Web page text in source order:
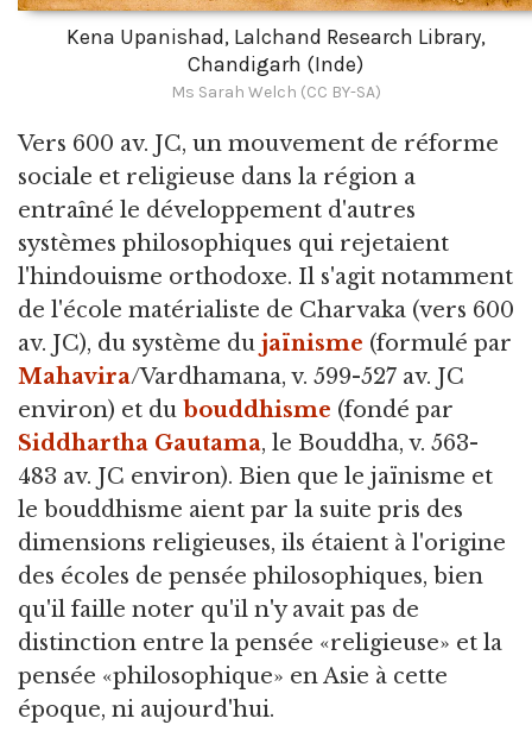
Kena Upanishad, Lalchand Research Library,
Chandigarh (Inde)
Ms Sarah Welch (CC BY-SA)
Vers 600 av. JC, un mouvement de réforme
sociale et religieuse dans la région a
entraîné le développement d'autres
systèmes philosophiques qui rejetaient
l'hindouisme orthodoxe. Il s'agit notamment
de l'école matérialiste de Charvaka (vers 600
av. JC), du système du jaïnisme (formulé par
Mahavira/Vardhamana, v. 599-527 av. JC
environ) et du bouddhisme (fondé par
Siddhartha Gautama, le Bouddha, v. 563-
483 av. JC environ). Bien que le jaïnisme et
le bouddhisme aient par la suite pris des
dimensions religieuses, ils étaient à l'origine
des écoles de pensée philosophiques, bien
qu'il faille noter qu'il n'y avait pas de
distinction entre la pensée «religieuse» et la
pensée «philosophique» en Asie à cette
époque, ni aujourd'hui.